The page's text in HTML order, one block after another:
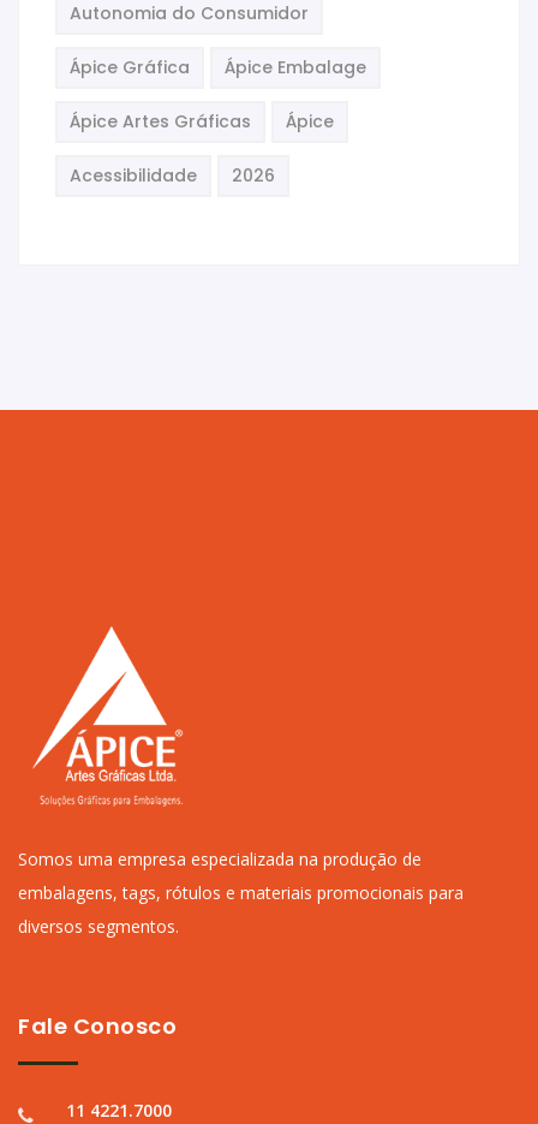
Autonomia do Consumidor
Ápice Gráfica Ápice Embalage
Ápice Artes Gráficas Ápice
Acessibilidade 2026
Somos uma empresa especializada na produção de
embalagens, tags, rótulos e materiais promocionais para
diversos segmentos.
Fale Conosco
11 4221.7000